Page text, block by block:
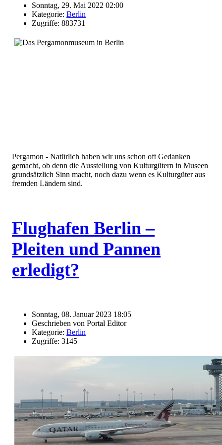
Sonntag, 29. Mai 2022 02:00
Kategorie: Berlin
Zugriffe: 883731
Pergamon - Natürlich haben wir uns schon oft Gedanken
gemacht, ob denn die Ausstellung von Kulturgütern in Museen
grundsätzlich Sinn macht, noch dazu wenn es Kulturgüter aus
fremden Ländern sind.
Flughafen Berlin –
Pleiten und Pannen
erledigt?
Sonntag, 08. Januar 2023 18:05
Geschrieben von Portal Editor
Kategorie: Berlin
Zugriffe: 3145